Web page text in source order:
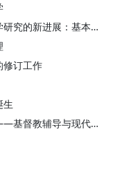
的新进展：基本评估
修订工作
生
导与现代心理学的相遇